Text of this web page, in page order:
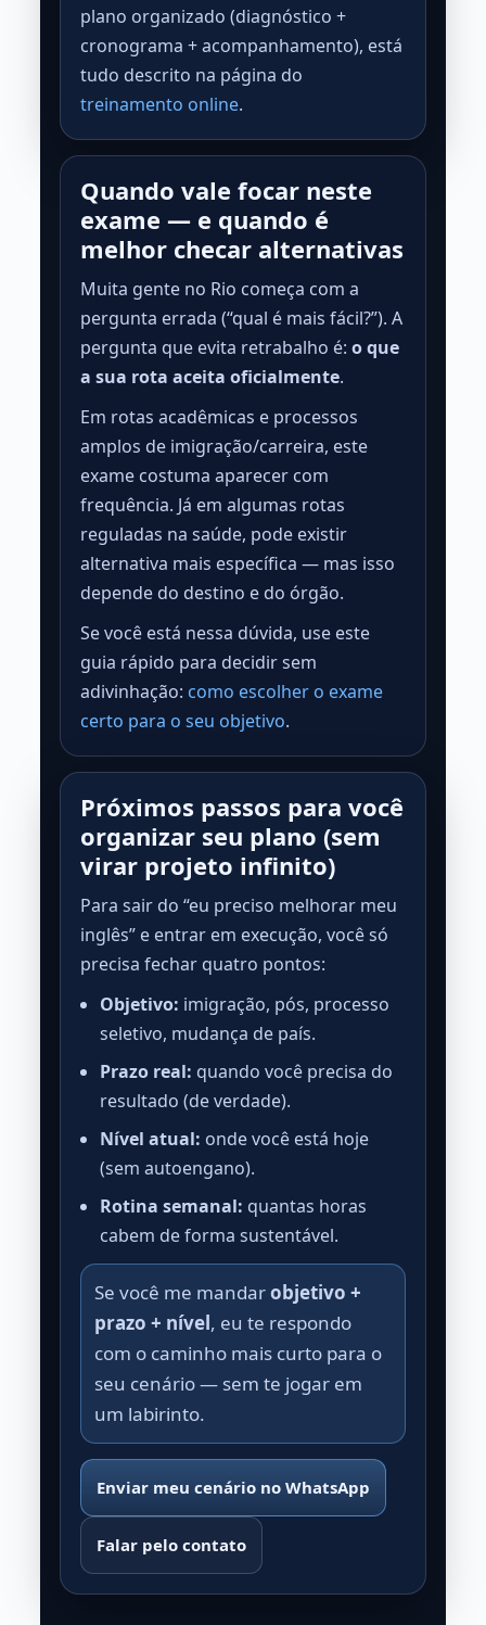
plano organizado (diagnóstico +
cronograma + acompanhamento), está
tudo descrito na página do
treinamento online.
Quando vale focar neste
exame — e quando é
melhor checar alternativas
Muita gente no Rio começa com a
pergunta errada (“qual é mais fácil?”). A
pergunta que evita retrabalho é: o que
a sua rota aceita oficialmente.
Em rotas acadêmicas e processos
amplos de imigração/carreira, este
exame costuma aparecer com
frequência. Já em algumas rotas
reguladas na saúde, pode existir
alternativa mais específica — mas isso
depende do destino e do órgão.
Se você está nessa dúvida, use este
guia rápido para decidir sem
adivinhação: como escolher o exame
certo para o seu objetivo.
Próximos passos para você
organizar seu plano (sem
virar projeto infinito)
Para sair do “eu preciso melhorar meu
inglês” e entrar em execução, você só
precisa fechar quatro pontos:
Objetivo: imigração, pós, processo
seletivo, mudança de país.
Prazo real: quando você precisa do
resultado (de verdade).
Nível atual: onde você está hoje
(sem autoengano).
Rotina semanal: quantas horas
cabem de forma sustentável.
Se você me mandarobjetivo +
prazo + nível, eu te respondo
com o caminho mais curto para o
seu cenário — sem te jogar em
um labirinto.
Enviar meu cenário no WhatsApp
Falar pelo contato